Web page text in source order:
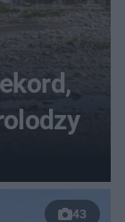
43